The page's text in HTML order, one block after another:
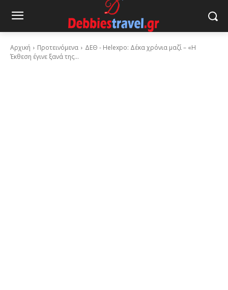
Αρχική Προτεινόμενα
ΔΕΘ - Helexpo: Δέκα χρόνια μαζί – «Η
Έκθεση έγινε ξανά της...